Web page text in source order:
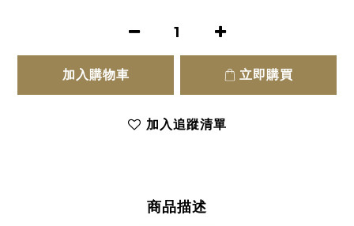
加入購物車 立即購買
加入追蹤清單
商品描述